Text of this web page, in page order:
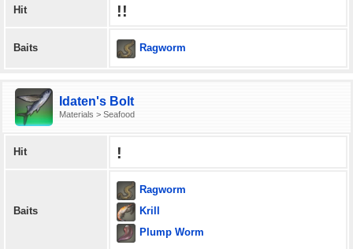
Hit !!
Baits Ragworm
Idaten's Bolt
Materials > Seafood
Hit !
Baits
Ragworm
Krill
Plump Worm